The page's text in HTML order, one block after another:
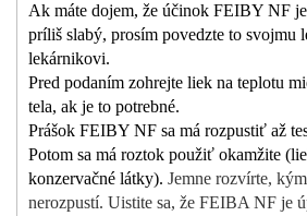
Ak máte dojem, že účinok FEIBY NF
príliš slabý, prosím povedzte to svojmu
lekárnikovi.
Pred podaním zohrejte liek na teplotu
tela, ak je to potrebné.
Prášok FEIBY NF sa má rozpustiť až
Potom sa má roztok použiť okamžite
konzervačné látky). Jemne rozvírte,
nerozpustí. Uistite sa, že FEIBA NF je